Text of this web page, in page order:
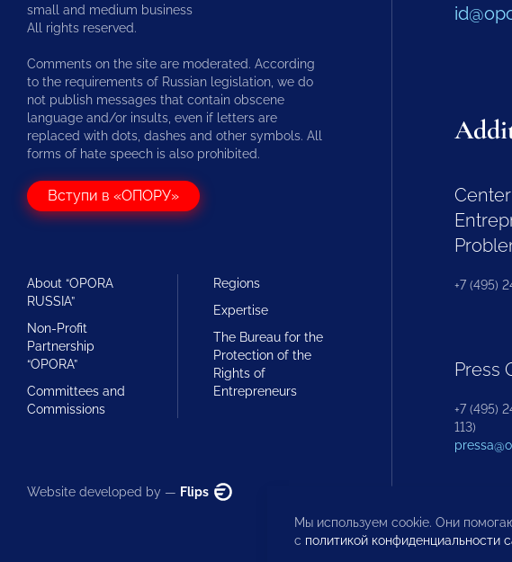
small and medium business
All rights reserved.
Comments on the site are moderated. According
to the requirements of Russian legislation, we do
not publish messages that contain obscene
language and/or insults, even if letters are
replaced with dots, dashes and other symbols. All
forms of hate speech is also prohibited.
Вступи в «ОПОРУ»
About “OPORA
RUSSIA”
Non-Profit
Partnership
“OPORA”
Committees and
Commissions
Regions
Expertise
The Bureau for the
Protection of the
Rights of
Entrepreneurs
Website developed by — Flips
+7 (495)
Press
+7 (495)
113)
Мы используем cookie. Они
с политикой конфиденциальности